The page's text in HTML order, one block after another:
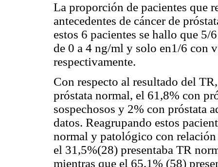
La proporción de pacientes que
antecedentes de cáncer de
estos 6 pacientes se hallo que 5/
de 0 a 4 ng/ml y solo en1/6 con
respectivamente.
Con respecto al resultado del
próstata normal, el 61,8% con
sospechosos y 2% con próstata
datos. Reagrupando estos
normal y patológico con
el 31,5%(28) presentaba TR
mientras que el 65,1% (58)